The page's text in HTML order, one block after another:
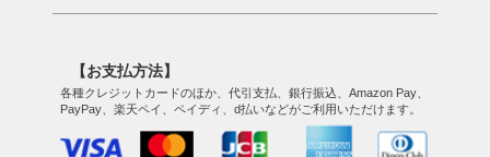
【お支払方法】
各種クレジットカードのほか、代引支払、銀行振込、Amazon Pay、
PayPay、楽天ペイ、ペイディ、d払いなどがご利用いただけます。